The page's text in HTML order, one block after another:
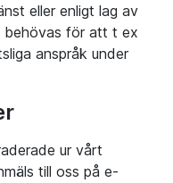
eller enligt lag av
behövas för att t ex
anspråk under
ur vårt
till oss på e-